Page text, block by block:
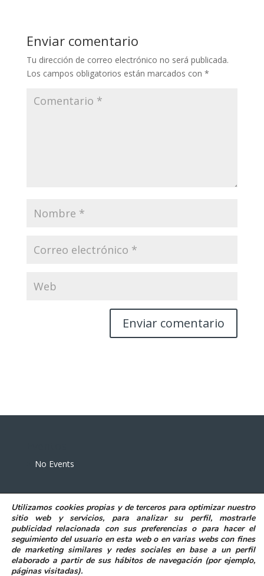
Enviar comentario
Tu dirección de correo electrónico no será publicada.
Los campos obligatorios están marcados con *
No Events
POLITICA DE PRIVACIDAD
AVISO LEGAL
POLITICA DE COOKIES
DECLARACIÓN DE ACCESIBILIDAD
Utilizamos cookies propias y de terceros para optimizar nuestro
sitio web y servicios, para analizar su perfil, mostrarle
publicidad relacionada con sus preferencias o para hacer el
seguimiento del usuario en esta web o en varias webs con fines
de marketing similares y redes sociales en base a un perfil
elaborado a partir de sus hábitos de navegación (por ejemplo,
páginas visitadas).